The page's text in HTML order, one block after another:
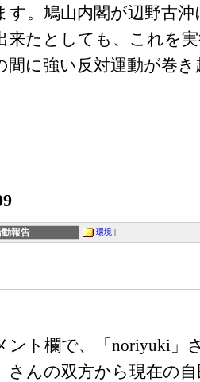
す。鳩山内閣が辺野古
来たとしても、これを
間に強い反対運動が巻
報告 環境
ト欄で、「noriyuki」
さんの双方から現在の